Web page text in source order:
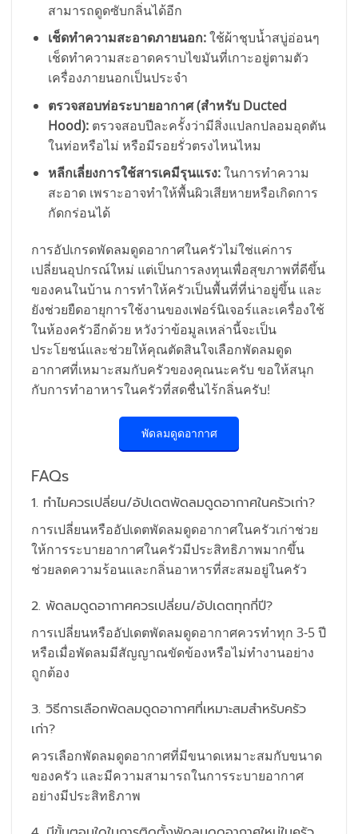
สามารถดูดซับกลิ่นได้อีก
เช็ดทำความสะอาดภายนอก:ใช้ผ้าชุบน้ำสบู่อ่อนๆ
เช็ดทำความสะอาดคราบไขมันที่เกาะอยู่ตามตัว
เครื่องภายนอกเป็นประจำ
ตรวจสอบท่อระบายอากาศ (สำหรับ Ducted
Hood):ตรวจสอบปีละครั้งว่ามีสิ่งแปลกปลอมอุดตัน
ในท่อหรือไม่ หรือมีรอยรั่วตรงไหนไหม
หลีกเลี่ยงการใช้สารเคมีรุนแรง:ในการทำความ
สะอาด เพราะอาจทำให้พื้นผิวเสียหายหรือเกิดการ
กัดกร่อนได้
การอัปเกรดพัดลมดูดอากาศในครัวไม่ใช่แค่การ
เปลี่ยนอุปกรณ์ใหม่ แต่เป็นการลงทุนเพื่อสุขภาพที่ดีขึ้น
ของคนในบ้าน การทำให้ครัวเป็นพื้นที่ที่น่าอยู่ขึ้น และ
ยังช่วยยืดอายุการใช้งานของเฟอร์นิเจอร์และเครื่องใช้
ในห้องครัวอีกด้วย หวังว่าข้อมูลเหล่านี้จะเป็น
ประโยชน์และช่วยให้คุณตัดสินใจเลือกพัดลมดูด
อากาศที่เหมาะสมกับครัวของคุณนะครับ ขอให้สนุก
กับการทำอาหารในครัวที่สดชื่นไร้กลิ่นครับ!
พัดลมดูดอากาศ
FAQs
1. ทำไมควรเปลี่ยน/อัปเดตพัดลมดูดอากาศในครัวเก่า?
การเปลี่ยนหรืออัปเดตพัดลมดูดอากาศในครัวเก่าช่วย
ให้การระบายอากาศในครัวมีประสิทธิภาพมากขึ้น
ช่วยลดความร้อนและกลิ่นอาหารที่สะสมอยู่ในครัว
2. พัดลมดูดอากาศควรเปลี่ยน/อัปเดตทุกกี่ปี?
การเปลี่ยนหรืออัปเดตพัดลมดูดอากาศควรทำทุก 3-5 ปี
หรือเมื่อพัดลมมีสัญญาณขัดข้องหรือไม่ทำงานอย่าง
ถูกต้อง
3. วิธีการเลือกพัดลมดูดอากาศที่เหมาะสมสำหรับครัว
เก่า?
ควรเลือกพัดลมดูดอากาศที่มีขนาดเหมาะสมกับขนาด
ของครัว และมีความสามารถในการระบายอากาศ
อย่างมีประสิทธิภาพ